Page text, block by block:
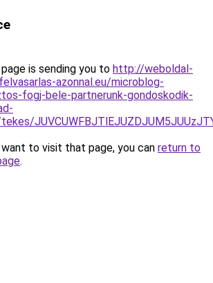
is sending you to http://weboldal-
azonnal.eu/microblog-
fogj-bele-partnerunk-gondoskodik-
to visit that page, you can return to
.